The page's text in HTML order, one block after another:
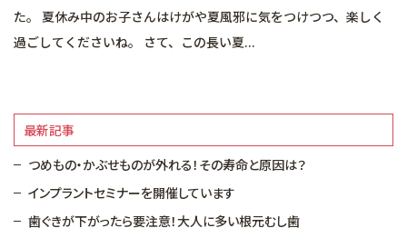
た。 夏休み中のお子さんはけがや夏風邪に気をつけつつ、楽しく
過ごしてくださいね。 さて、この長い夏...
最新記事
つめもの・かぶせものが外れる！その寿命と原因は？
インプラントセミナーを開催しています
歯ぐきが下がったら要注意！大人に多い根元むし歯
一般診療